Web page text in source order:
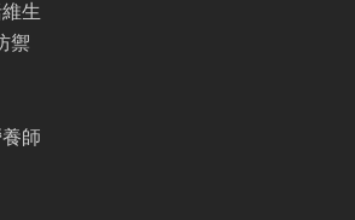
生
禦
師